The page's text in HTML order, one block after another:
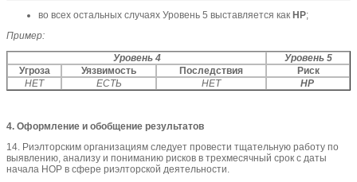
во всех остальных случаях Уровень 5 выставляется как НР;
Пример:
Уровень 4
Уровень 5
Угроза
Уязвимость Последствия
Риск
НЕТ
ЕСТЬ НЕТ НР
4. Оформление и обобщение результатов
14. Риэлторским организациям следует провести тщательную работу по
выявлению, анализу и пониманию рисков в трехмесячный срок с даты
начала НОР в сфере риэлторской деятельности.